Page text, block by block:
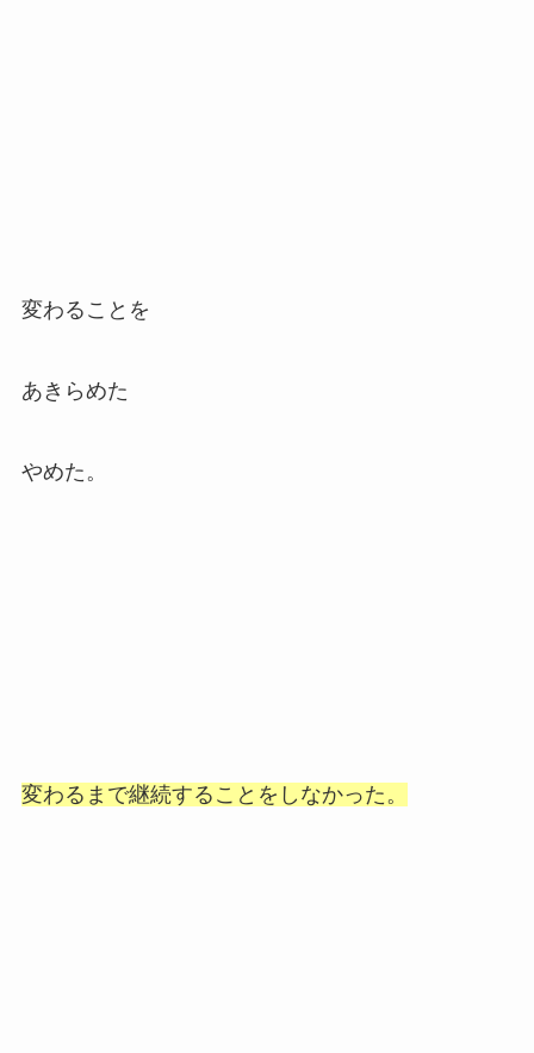
変わることを
あきらめた
やめた。
変わるまで継続することをしなかった。